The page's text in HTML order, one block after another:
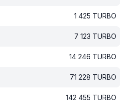
1 425 TURBO
7 123 TURBO
14 246 TURBO
71 228 TURBO
142 455 TURBO